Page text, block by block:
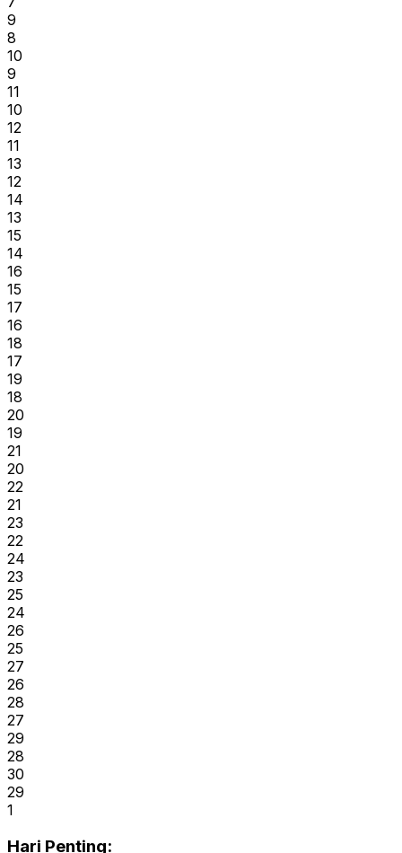
9
8
10
9
11
10
12
11
13
12
14
13
15
14
16
15
17
16
18
17
19
18
20
19
21
20
22
21
23
22
24
23
25
24
26
25
27
26
28
27
29
28
30
29
1
Hari Penting: